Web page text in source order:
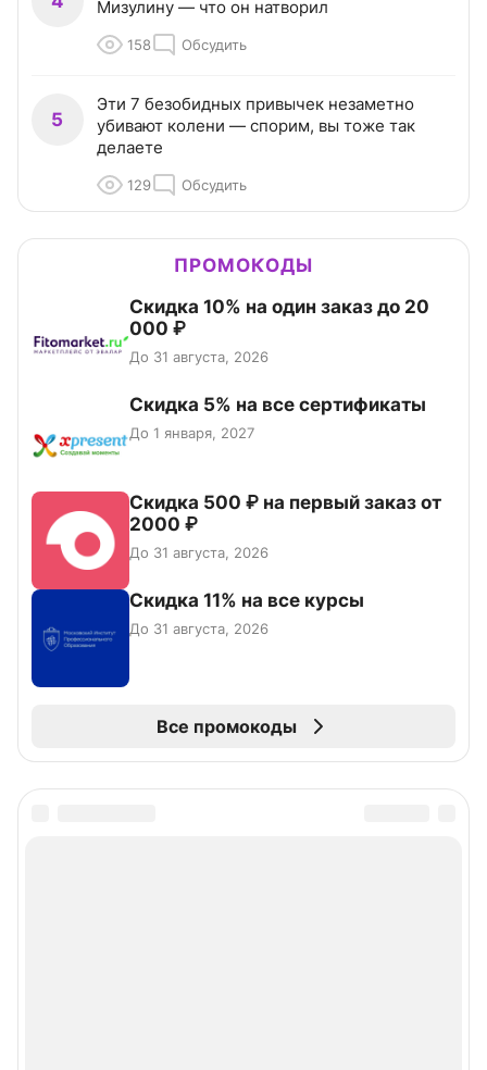
Мизулину — что он натворил
158 Обсудить
5
Эти 7 безобидных привычек незаметно
убивают колени — спорим, вы тоже так
делаете
129 Обсудить
ПРОМОКОДЫ
Скидка 10% на один заказ до 20
000 ₽
До 31 августа, 2026
Скидка 5% на все сертификаты
До 1 января, 2027
Скидка 500 ₽ на первый заказ от
2000 ₽
До 31 августа, 2026
Скидка 11% на все курсы
До 31 августа, 2026
Все промокоды